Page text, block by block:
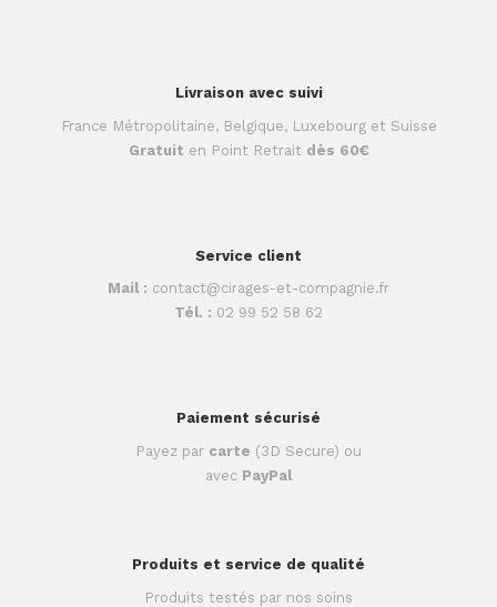
Livraison avec suivi
France Métropolitaine, Belgique, Luxebourg et Suisse
Gratuit en Point Retrait dès 60€
Service client
Mail : contact@cirages-et-compagnie.fr
Tél. : 02 99 52 58 62
Paiement sécurisé
Payez par carte (3D Secure) ou
avec PayPal
Produits et service de qualité
Produits testés par nos soins